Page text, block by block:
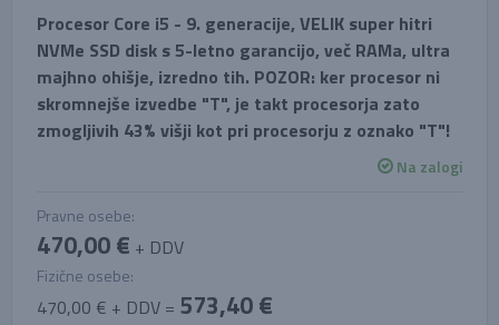
Procesor Core i5 - 9. generacije, VELIK super hitri
NVMe SSD disk s 5-letno garancijo, več RAMa, ultra
majhno ohišje, izredno tih. POZOR: ker procesor ni
skromnejše izvedbe "T", je takt procesorja zato
zmogljivih 43% višji kot pri procesorju z oznako "T"!
Na zalogi
Pravne osebe:
470,00 € + DDV
Fizične osebe:
470,00 € + DDV = 573,40 €